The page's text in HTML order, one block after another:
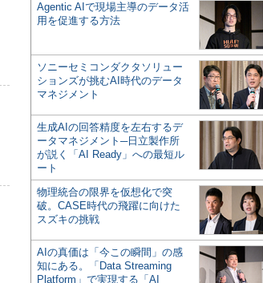
Agentic AIで現場主導のデータ活
用を促進する方法
ソニーセミコンダクタソリュー
ションズが挑むAI時代のデータ
マネジメント
生成AIの回答精度を左右するデ
ータマネジメント─日立製作所
が説く「AI Ready」への最短ル
ート
物理統合の限界を仮想化で突
破。CASE時代の飛躍に向けた
スズキの挑戦
AIの真価は「今この瞬間」の感
知にある。「Data Streaming
Platform」で実現する「AI